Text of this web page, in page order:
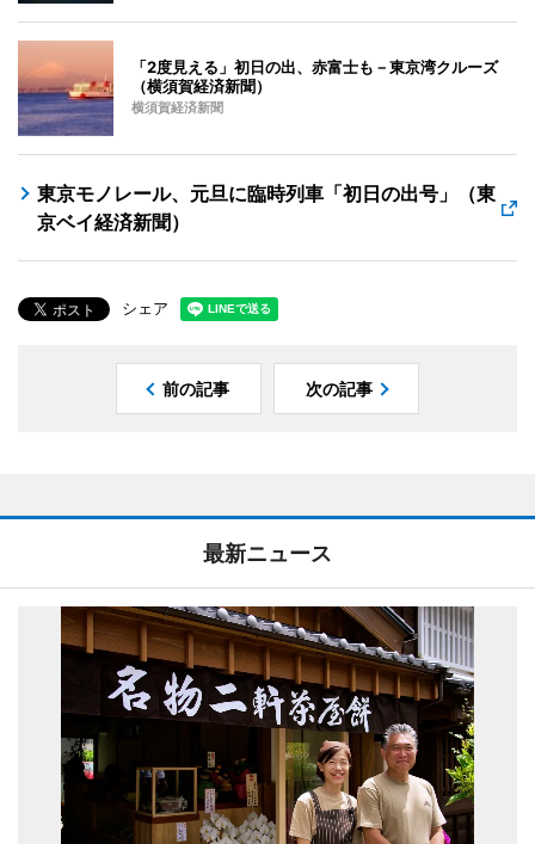
「2度見える」初日の出、赤富士も－東京湾クルーズ
（横須賀経済新聞）
横須賀経済新聞
東京モノレール、元旦に臨時列車「初日の出号」（東
京ベイ経済新聞）
シェア
前の記事 次の記事
最新ニュース